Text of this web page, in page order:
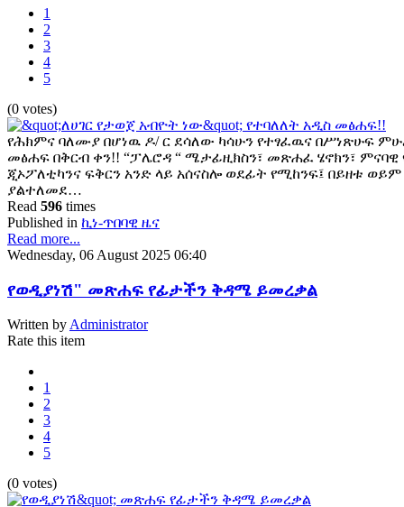
1
2
3
4
5
(0 votes)
የሕክምና ባለሙያ በሆነዉ ዶ/ ር ደሳለው ካሳሁን የተፃፈዉና በሥነጽሁፍ
መፅሐፍ በቅርብ ቀን!! “ፓሌሮዳ “ ሜታፊዚክስን፣ መጽሐፈ ሄኖክን፣
ጂኦፖለቲካንና ፍቅርን አንድ ላይ አሰናስሎ ወደፊት የሚከንፍ፤ በይዘቱ
ያልተለመደ…
Read 596 times
Published in ኪነ-ጥበባዊ ዜና
Read more...
Wednesday, 06 August 2025 06:40
የወዲያነሽ" መጽሐፍ የፊታችን ቅዳሜ ይመረቃል
Written byAdministrator
Rate this item
1
2
3
4
5
(0 votes)